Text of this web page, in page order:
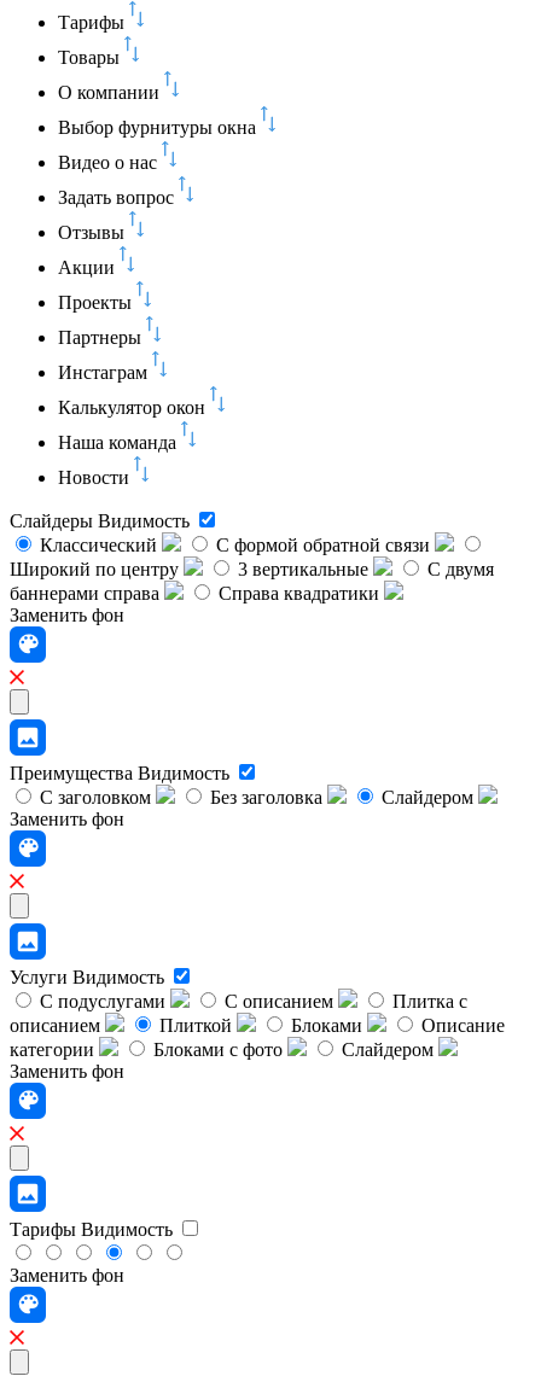
Тарифы
Товары
О компании
Выбор фурнитуры окна
Видео о нас
Задать вопрос
Отзывы
Акции
Проекты
Партнеры
Инстаграм
Калькулятор окон
Наша команда
Новости
Слайдеры Видимость
Классический
C формой обратной связи
Широкий по центру
3 вертикальные
С двумя
баннерами справа
Справа квадратики
Заменить фон
Преимущества Видимость
С заголовком
Без заголовка
Слайдером
Заменить фон
Услуги Видимость
С подуслугами
С описанием
Плитка с
описанием
Плиткой Блоками
Описание
категории
Блоками с фото
Слайдером
Заменить фон
Тарифы Видимость
Заменить фон